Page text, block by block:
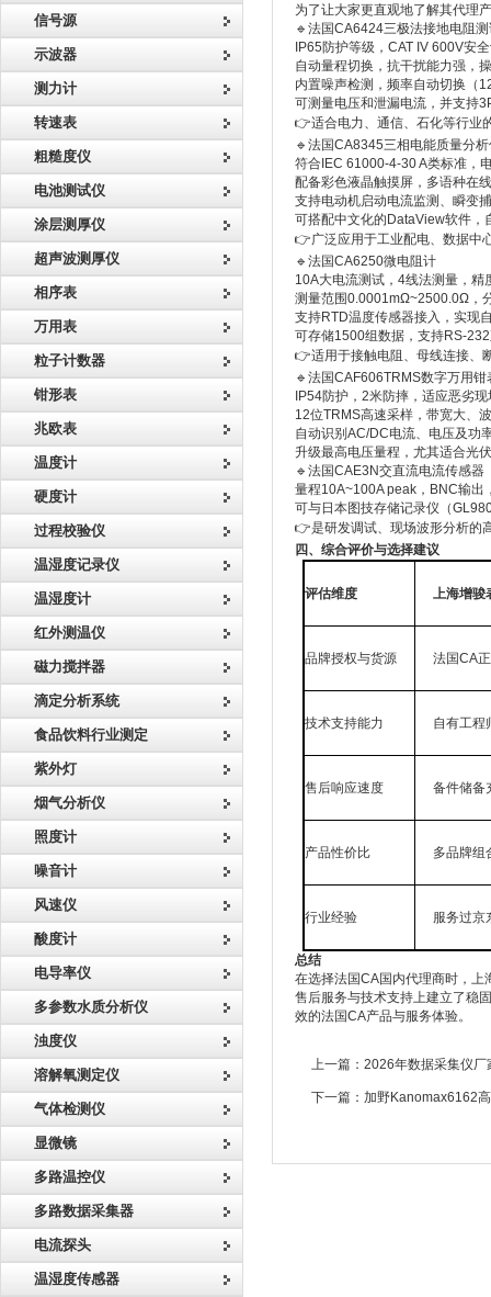
信号源
示波器
测力计
转速表
粗糙度仪
电池测试仪
涂层测厚仪
超声波测厚仪
相序表
万用表
粒子计数器
钳形表
兆欧表
温度计
硬度计
过程校验仪
温湿度记录仪
温湿度计
红外测温仪
磁力搅拌器
滴定分析系统
食品饮料行业测定
紫外灯
烟气分析仪
照度计
噪音计
风速仪
酸度计
电导率仪
多参数水质分析仪
浊度仪
溶解氧测定仪
气体检测仪
显微镜
多路温控仪
多路数据采集器
电流探头
温湿度传感器
为了让大家更直观地了解其代理
🔹法国CA6424三极法接地电阻
IP65防护等级，CAT IV 600V安
自动量程切换，抗干扰能力强，
内置噪声检测，频率自动切换（
可测量电压和泄漏电流，并支持
👉适合电力、通信、石化等行业
🔹法国CA8345三相电能质量分
符合IEC 61000-4-30 A类标准，
配备彩色液晶触摸屏，多语种在
支持电动机启动电流监测、瞬变
可搭配中文化的DataView软件
👉广泛应用于工业配电、数据中
🔹法国CA6250微电阻计
10A大电流测试，4线法测量，精
测量范围0.0001mΩ~2500.0Ω，
支持RTD温度传感器接入，实现
可存储1500组数据，支持RS-
👉适用于接触电阻、母线连接、
🔹法国CAF606TRMS数字万用钳
IP54防护，2米防摔，适应恶劣
12位TRMS高速采样，带宽大、
自动识别AC/DC电流、电压及功
升级最高电压量程，尤其适合光
🔹法国CAE3N交直流电流传感器
量程10A~100A peak，BNC输出
可与日本图技存储记录仪（
👉是研发调试、现场波形分析的
四、综合评价与选择建议
评估维度 上海增骏
品牌授权与货源 法国CA
技术支持能力 自有工程
售后响应速度 备件储备
产品性价比 多品牌组
行业经验 服务过京
总结
在选择法国CA国内代理商时，上
售后服务与技术支持上建立了稳
效的法国CA产品与服务体验。
上一篇： 2026年数据采集仪
下一篇： 加野Kanomax6162